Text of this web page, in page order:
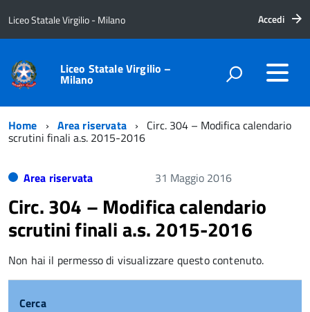
Liceo Statale Virgilio - Milano Accedi
Liceo Statale Virgilio –
Milano
Home Area riservata Circ. 304 – Modifica calendario
scrutini finali a.s. 2015-2016
Area riservata 31 Maggio 2016
Circ. 304 – Modifica calendario
scrutini finali a.s. 2015-2016
Non hai il permesso di visualizzare questo contenuto.
Cerca